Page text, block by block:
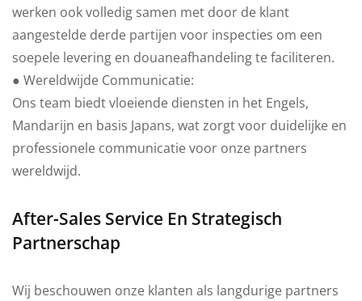
werken ook volledig samen met door de klant
aangestelde derde partijen voor inspecties om een
soepele levering en douaneafhandeling te faciliteren.
● Wereldwijde Communicatie:
Ons team biedt vloeiende diensten in het Engels,
Mandarijn en basis Japans, wat zorgt voor duidelijke en
professionele communicatie voor onze partners
wereldwijd.
After-Sales Service En Strategisch
Partnerschap
Wij beschouwen onze klanten als langdurige partners